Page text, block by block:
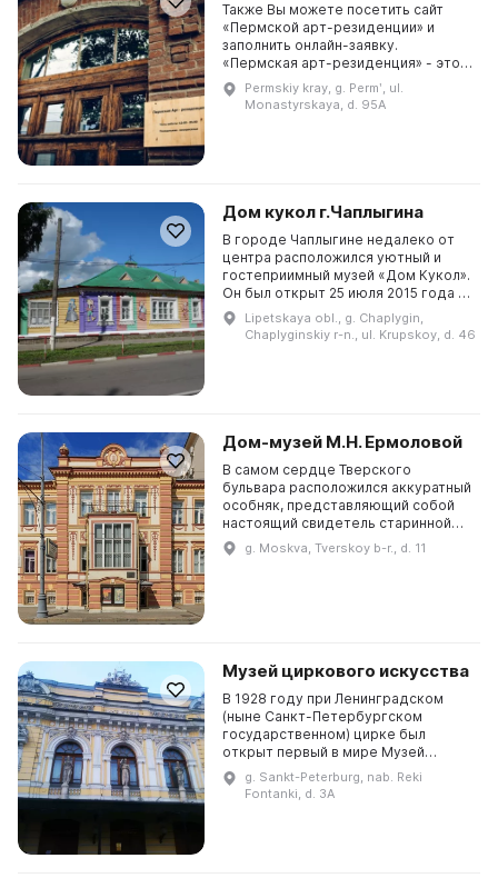
Также Вы можете посетить сайт
«Пермской арт-резиденции» и
заполнить онлайн-заявку.
«Пермская арт-резиденция» - это
постоянно работающее место, где
художники, музыканты и другие
деятели современного т...
Permskiy kray, g. Permʹ, ul.
Monastyrskaya, d. 95A
Дом кукол г.Чаплыгина
В городе Чаплыгине недалеко от
центра расположился уютный и
гостеприимный музей «Дом Кукол».
Он был открыт 25 июля 2015 года в
старинном купеческом особняке,
где родился и вырос известный
русский учен...
Lipetskaya obl., g. Chaplygin,
Chaplyginskiy r-n., ul. Krupskoy, d. 46
Дом-музей М.Н. Ермоловой
В самом сердце Тверского
бульвара расположился аккуратный
особняк, представляющий собой
настоящий свидетель старинной
Москвы. Он гармонично
вписывается в динамичную жизнь
g. Moskva, Tverskoy b-r., d. 11
Музей циркового искусства
В 1928 году при Ленинградском
(ныне Санкт-Петербургском
государственном) цирке был
открыт первый в мире Музей
циркового искусства. Инициатором
его создания и первым директором
был Василий Яковлевич Ан...
g. Sankt-Peterburg, nab. Reki
Fontanki, d. 3A